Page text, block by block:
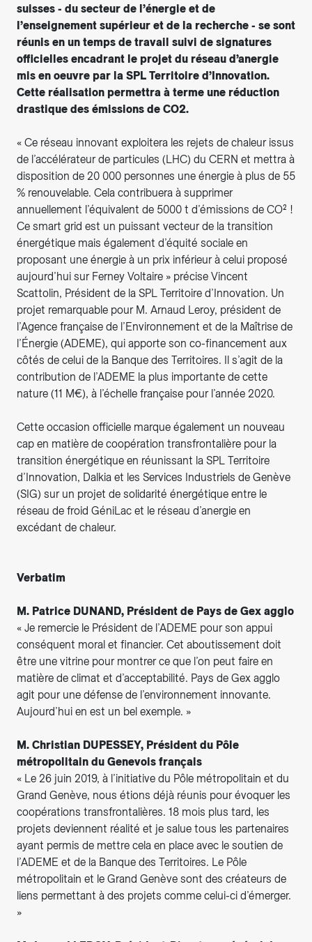
suisses - du secteur de l’énergie et de
l’enseignement supérieur et de la recherche - se sont
réunis en un temps de travail suivi de signatures
officielles encadrant le projet du réseau d’anergie
mis en oeuvre par la SPL Territoire d’Innovation.
Cette réalisation permettra à terme une réduction
drastique des émissions de CO2.
« Ce réseau innovant exploitera les rejets de chaleur issus
de l’accélérateur de particules (LHC) du CERN et mettra à
disposition de 20 000 personnes une énergie à plus de 55
% renouvelable. Cela contribuera à supprimer
annuellement l’équivalent de 5000 t d’émissions de CO² !
Ce smart grid est un puissant vecteur de la transition
énergétique mais également d’équité sociale en
proposant une énergie à un prix inférieur à celui proposé
aujourd’hui sur Ferney Voltaire » précise Vincent
Scattolin, Président de la SPL Territoire d’Innovation. Un
projet remarquable pour M. Arnaud Leroy, président de
l’Agence française de l’Environnement et de la Maîtrise de
l’Énergie (ADEME), qui apporte son co-financement aux
côtés de celui de la Banque des Territoires. Il s’agit de la
contribution de l’ADEME la plus importante de cette
nature (11 M€), à l’échelle française pour l’année 2020.
Cette occasion officielle marque également un nouveau
cap en matière de coopération transfrontalière pour la
transition énergétique en réunissant la SPL Territoire
d’Innovation, Dalkia et les Services Industriels de Genève
(SIG) sur un projet de solidarité énergétique entre le
réseau de froid GéniLac et le réseau d’anergie en
excédant de chaleur.
Verbatim
M. Patrice DUNAND, Président de Pays de Gex agglo
« Je remercie le Président de l’ADEME pour son appui
conséquent moral et financier. Cet aboutissement doit
être une vitrine pour montrer ce que l’on peut faire en
matière de climat et d’acceptabilité. Pays de Gex agglo
agit pour une défense de l’environnement innovante.
Aujourd’hui en est un bel exemple. »
M. Christian DUPESSEY, Président du Pôle
métropolitain du Genevois français
« Le 26 juin 2019, à l’initiative du Pôle métropolitain et du
Grand Genève, nous étions déjà réunis pour évoquer les
coopérations transfrontalières. 18 mois plus tard, les
projets deviennent réalité et je salue tous les partenaires
ayant permis de mettre cela en place avec le soutien de
l’ADEME et de la Banque des Territoires. Le Pôle
métropolitain et le Grand Genève sont des créateurs de
liens permettant à des projets comme celui-ci d’émerger.
»